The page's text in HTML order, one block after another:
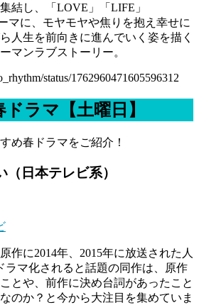
結し、「LOVE」「LIFE」
マに、モヤモヤや焦りを抱え幸せに
人生を前向きに進んでいく姿を描く
マンラブストーリー。
status/1762960471605596312
ラマ【土曜日】
め春ドラマをご紹介！
日本テレビ系）
作に2014年、2015年に放送された人
ラマ化されると話題の同作は、原作
とや、前作に決め台詞があったこと
のか？と今から大注目を集めていま